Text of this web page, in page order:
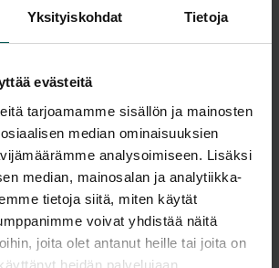
Yksityiskohdat Tietoja
evästeitä
tarjoamamme sisällön ja mainosten
median ominaisuuksien
analysoimiseen. Lisäksi
median, mainosalan ja analytiikka-
tietoja siitä, miten käytät
voivat yhdistää näitä
joita olet antanut heille tai joita on
heidän palvelujaan.
Lisää ostoskoriin
varastossa 1 kpl (Varastopaikka: 4A)
on varastossa 0 kpl (voit tilata myymälään,
siirtomaksun)